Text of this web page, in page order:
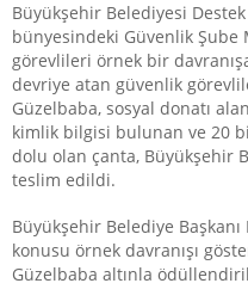
Büyükşehir Belediyesi
bünyesindeki Güvenlik
görevlileri örnek bir
devriye atan güvenlik
Güzelbaba, sosyal donatı
kimlik bilgisi bulunan ve 20
dolu olan çanta, Büyükşehir
teslim edildi.
Büyükşehir Belediye
konusu örnek davranışı
Güzelbaba altınla